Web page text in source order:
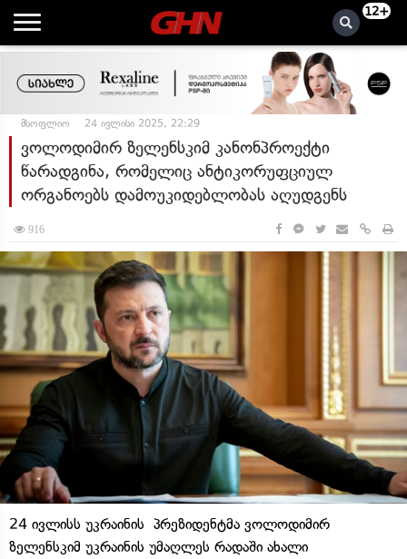
12+
მსოფლიო 24 ივლისი 2025, 22:29
ვოლოდიმირ ზელენსკიმ კანონპროექტი
წარადგინა, რომელიც ანტიკორუფციულ
ორგანოებს დამოუკიდებლობას აღუდგენს
916
24 ივლისს უკრაინის პრეზიდენტმა ვოლოდიმირ
ზელენსკიმ უკრაინის უმაღლეს რადაში ახალი